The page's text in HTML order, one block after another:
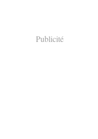
Publicité